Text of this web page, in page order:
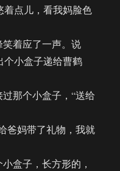
着点儿，看我妈脸色
着应了一声。说
个小盒子递给曹鹤
那个小盒子，“送给
妈带了礼物，我就
盒子，长方形的，